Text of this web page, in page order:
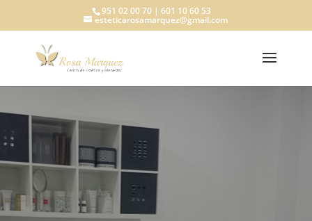
951 02 00 70 | 601 10 60 53
esteticarosamarquez@gmail.com